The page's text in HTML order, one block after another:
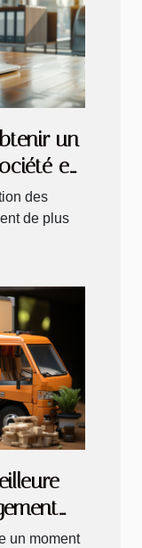
un
en
des
de plus
un moment